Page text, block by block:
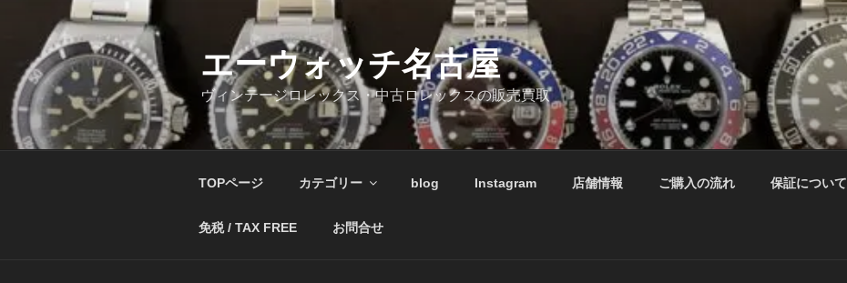
ツ
へ
ス
エーウォッチ名古屋
ヴィンテージロレックス・中古ロレックスの販売買取
TOPページ カテゴリー blog Instagram 店舗情報 ご購入の流れ 保証について
免税 / TAX FREE お問合せ